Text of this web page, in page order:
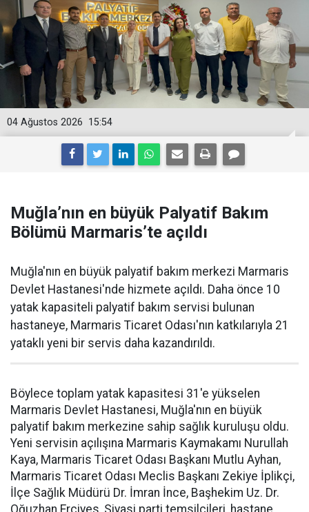
15:54
04 Ağustos 2026
Muğla’nın en büyük Palyatif Bakım
Bölümü Marmaris’te açıldı
Muğla'nın en büyük palyatif bakım merkezi Marmaris
Devlet Hastanesi'nde hizmete açıldı. Daha önce 10
yatak kapasiteli palyatif bakım servisi bulunan
hastaneye, Marmaris Ticaret Odası'nın katkılarıyla 21
yataklı yeni bir servis daha kazandırıldı.
Böylece toplam yatak kapasitesi 31'e yükselen
Marmaris Devlet Hastanesi, Muğla'nın en büyük
palyatif bakım merkezine sahip sağlık kuruluşu oldu.
Yeni servisin açılışına Marmaris Kaymakamı Nurullah
Kaya, Marmaris Ticaret Odası Başkanı Mutlu Ayhan,
Marmaris Ticaret Odası Meclis Başkanı Zekiye İplikçi,
İlçe Sağlık Müdürü Dr. İmran İnce, Başhekim Uz. Dr.